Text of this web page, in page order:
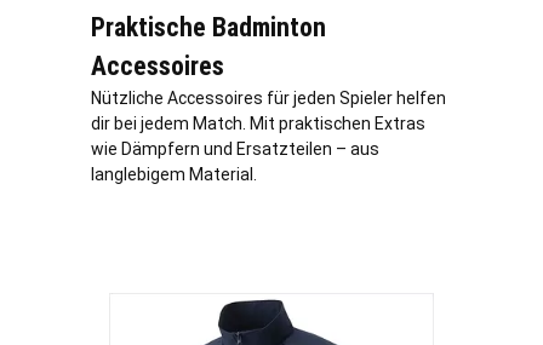
Praktische Badminton
Accessoires
Nützliche Accessoires für jeden Spieler helfen
dir bei jedem Match. Mit praktischen Extras
wie Dämpfern und Ersatzteilen – aus
langlebigem Material.